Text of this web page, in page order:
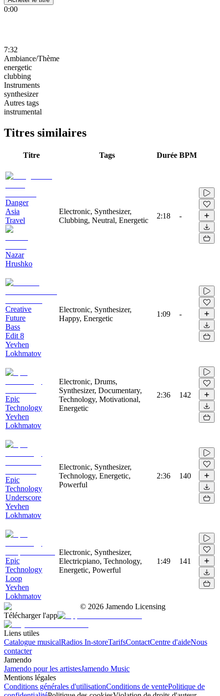
0:00
7:32
Ambiance/Thème
energetic
clubbing
Instruments
synthesizer
Autres tags
instrumental
Titres similaires
Titre Tags Durée BPM
Danger
Asia
Travel
Nazar
Hrushko
Electronic, Synthesizer,
Clubbing, Neutral, Energetic
2:18 -
Creative
Future
Bass
Edit 8
Yevhen
Lokhmatov
Electronic, Synthesizer,
Happy, Energetic
1:09 -
Epic
Technology
Yevhen
Lokhmatov
Electronic, Drums,
Synthesizer, Documentary,
Technology, Motivational,
Energetic
2:36 142
Epic
Technology
Underscore
Yevhen
Lokhmatov
Electronic, Synthesizer,
Technology, Energetic,
Powerful
2:36 140
Epic
Technology
Loop
Yevhen
Lokhmatov
Electronic, Synthesizer,
Electricpiano, Technology,
Energetic, Powerful
1:49 141
© 2026 Jamendo Licensing
Télécharger l'app
Liens utiles
Catalogue musicalRadios In-storeTarifsContactCentre d'aideNous
contacter
Jamendo
Jamendo pour les artistesJamendo Music
Mentions légales
Conditions générales d'utilisationConditions de ventePolitique de